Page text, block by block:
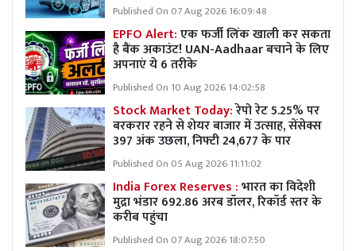
Published On 07 Aug 2026 16:09:48
EPFO Alert:एक फर्जी लिंक खाली कर सकता
है बैंक अकाउंट! UAN-Aadhaar बचाने के लिए
अपनाएं ये 6 तरीके
Published On 10 Aug 2026 14:02:58
Stock Market Today:रेपो रेट 5.25% पर
बरकरार रहने से शेयर बाजार में उत्साह, सेंसेक्स
397 अंक उछला, निफ्टी 24,677 के पार
Published On 05 Aug 2026 11:11:02
India Forex Reserves :भारत का विदेशी
मुद्रा भंडार 692.86 अरब डॉलर, रिकॉर्ड स्तर के
करीब पहुंचा
Published On 07 Aug 2026 18:07:50